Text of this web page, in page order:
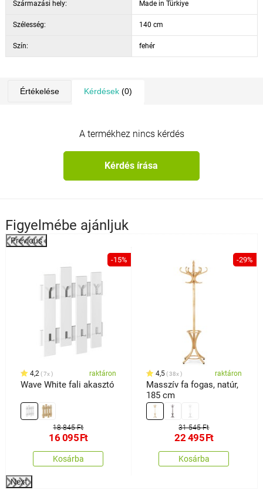
Származási hely: Made in Türkiye
Szélesség: 140 cm
Szín: fehér
Értékelése Kérdések(0)
A termékhez nincs kérdés
Kérdés írása
Figyelmébe ajánljuk
Previous
-15%
4,2 7x raktáron
Wave White fali akasztó
18 845 Ft
16 095Ft
Kosárba
-29%
4,5 38x raktáron
Masszív fa fogas, natúr,
185 cm
31 545 Ft
22 495Ft
Kosárba
Next